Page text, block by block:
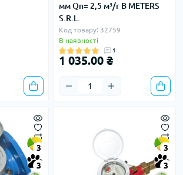
мм Qn= 2,5 м³/г B METERS
S.R.L.
Код товару: 32759
В наявності
1
1 035.00 ₴
3
3
3
3